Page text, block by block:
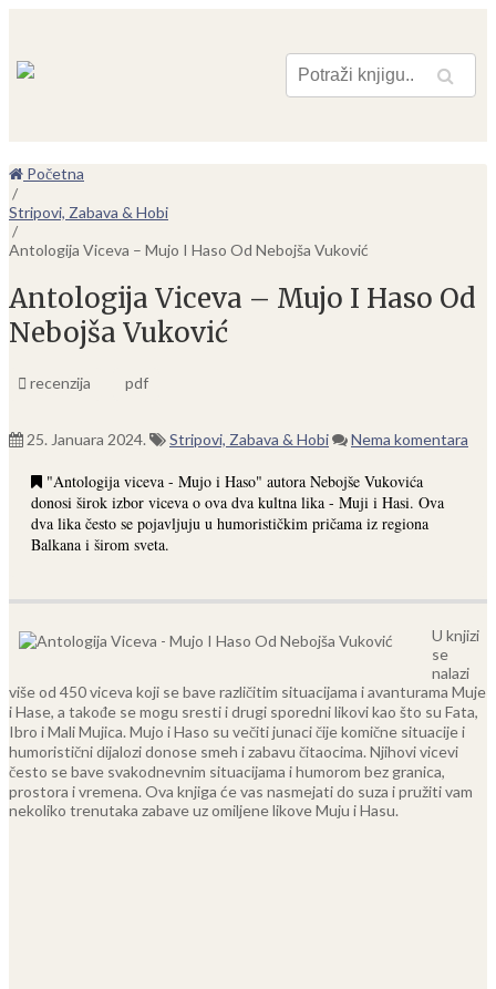
Pretraga
Početna
/
Stripovi, Zabava & Hobi
/
Antologija Viceva – Mujo I Haso Od Nebojša Vuković
Antologija Viceva – Mujo I Haso Od
Nebojša Vuković
recenzija pdf
25. Januara 2024. Stripovi, Zabava & Hobi Nema komentara
"Antologija viceva - Mujo i Haso" autora Nebojše Vukovića
donosi širok izbor viceva o ova dva kultna lika - Muji i Hasi. Ova
dva lika često se pojavljuju u humorističkim pričama iz regiona
Balkana i širom sveta.
U knjizi
se
nalazi
više od 450 viceva koji se bave različitim situacijama i avanturama Muje
i Hase, a takođe se mogu sresti i drugi sporedni likovi kao što su Fata,
Ibro i Mali Mujica. Mujo i Haso su večiti junaci čije komične situacije i
humoristični dijalozi donose smeh i zabavu čitaocima. Njihovi vicevi
često se bave svakodnevnim situacijama i humorom bez granica,
prostora i vremena. Ova knjiga će vas nasmejati do suza i pružiti vam
nekoliko trenutaka zabave uz omiljene likove Muju i Hasu.